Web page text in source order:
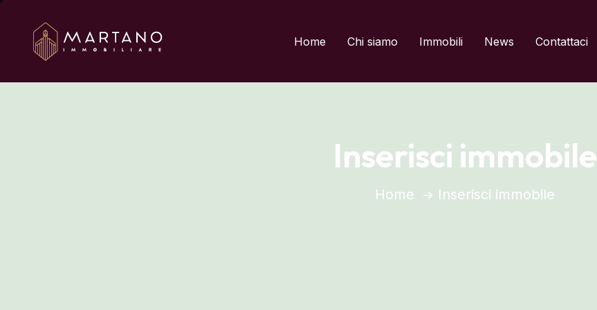
Home Chi siamo Immobili News Contattaci
Aggiungi qui il testo del titolo
Inserisci immobile
Home Inserisci immobile